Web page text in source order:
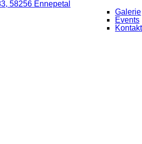
Galerie
Events
Kontakt